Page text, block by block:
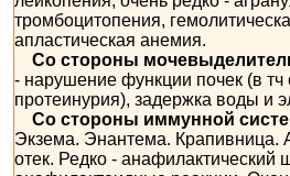
тромбоцитопения,
апластическая анемия.
Со стороны
- нарушение функции почек (в тч
протеинурия), задержка воды и
Со стороны иммунной
Экзема. Энантема. Крапивница.
отек. Редко - анафилактический